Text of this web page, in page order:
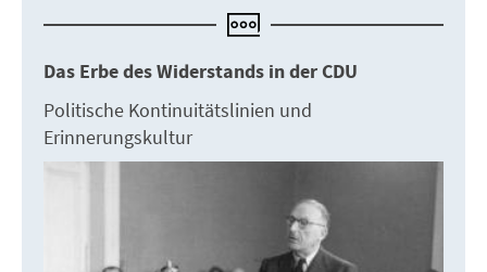
Das Erbe des Widerstands in der CDU
Politische Kontinuitätslinien und
Erinnerungskultur